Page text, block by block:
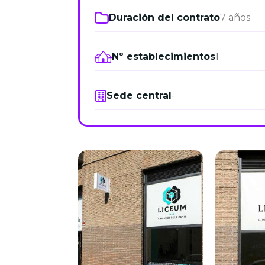
Duración del contrato7 años
Nº establecimientos1
Sede central-